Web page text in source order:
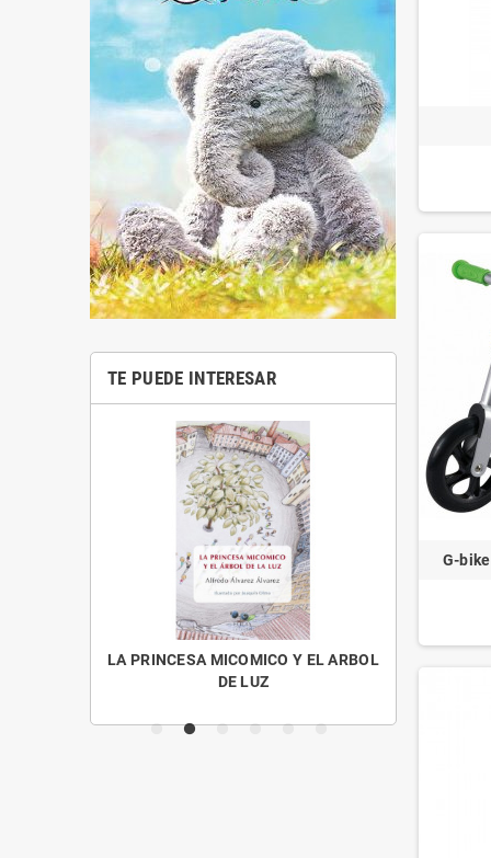
TE PUEDE INTERESAR
LA PRINCESA MICOMICO Y EL ARBOL
DE LUZ
G-